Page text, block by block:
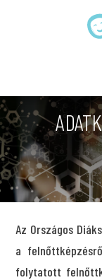
Az Országos
a
folytatott